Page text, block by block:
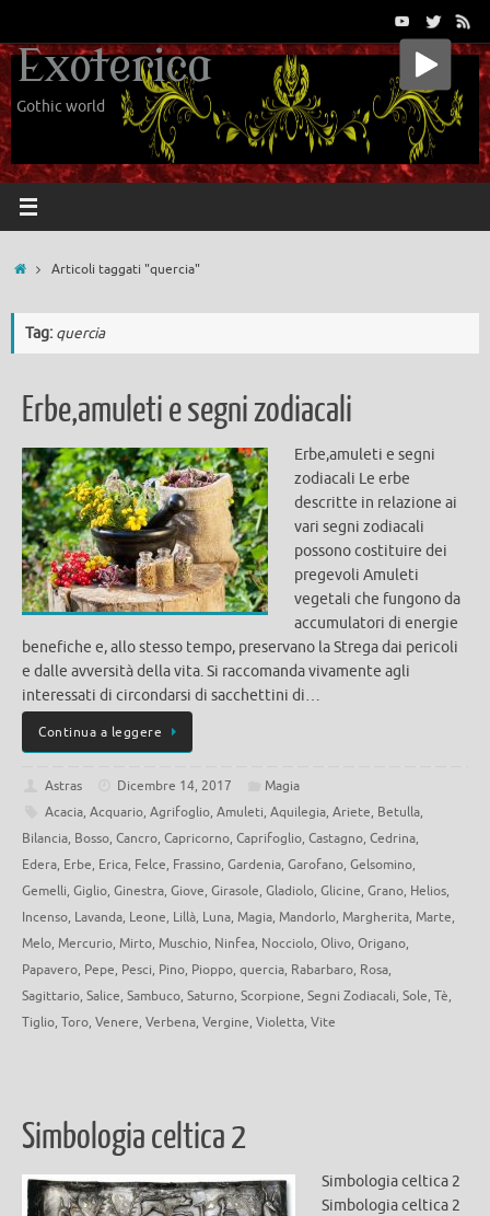
contenuto
Exoterica
Gothic world
HomeArticoli taggati "quercia"
Tag: quercia
Erbe,amuleti e segni zodiacali
Erbe,amuleti e segni
zodiacali Le erbe
descritte in relazione ai
vari segni zodiacali
possono costituire dei
pregevoli Amuleti
vegetali che fungono da
accumulatori di energie
benefiche e, allo stesso tempo, preservano la Strega dai pericoli
e dalle avversità della vita. Si raccomanda vivamente agli
interessati di circondarsi di sacchettini di…
Continua a leggere
Astras Dicembre 14, 2017
Magia
Acacia, Acquario, Agrifoglio, Amuleti, Aquilegia, Ariete, Betulla,
Bilancia, Bosso, Cancro, Capricorno, Caprifoglio, Castagno, Cedrina,
Edera, Erbe, Erica, Felce, Frassino, Gardenia, Garofano, Gelsomino,
Gemelli, Giglio, Ginestra, Giove, Girasole, Gladiolo, Glicine, Grano, Helios,
Incenso, Lavanda, Leone, Lillà, Luna, Magia, Mandorlo, Margherita, Marte,
Melo, Mercurio, Mirto, Muschio, Ninfea, Nocciolo, Olivo, Origano,
Papavero, Pepe, Pesci, Pino, Pioppo, quercia, Rabarbaro, Rosa,
Sagittario, Salice, Sambuco, Saturno, Scorpione, Segni Zodiacali, Sole, Tè,
Tiglio, Toro, Venere, Verbena, Vergine, Violetta, Vite
Simbologia celtica 2
Simbologia celtica 2
Simbologia celtica 2